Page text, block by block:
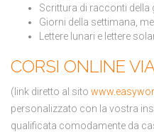
Scrittura di racconti della
Giorni della settimana,
Lettere lunari e lettere
CORSI ONLINE
(link diretto al sito
personalizzato con la vostra
qualificata comodamente da